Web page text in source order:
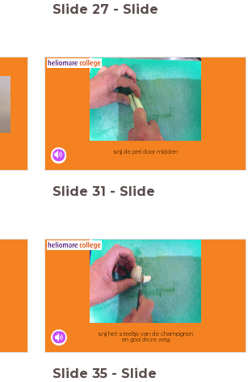
Slide 27 - Slide
snij de prei door midden
Slide 31 - Slide
snij het steeltje van de champignon
en gooi deze weg
Slide 35 - Slide